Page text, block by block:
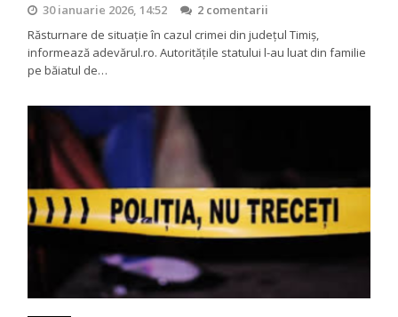
30 ianuarie 2026, 14:52
2 comentarii
Răsturnare de situație în cazul crimei din județul Timiș,
informează adevărul.ro. Autoritățile statului l-au luat din familie
pe băiatul de…